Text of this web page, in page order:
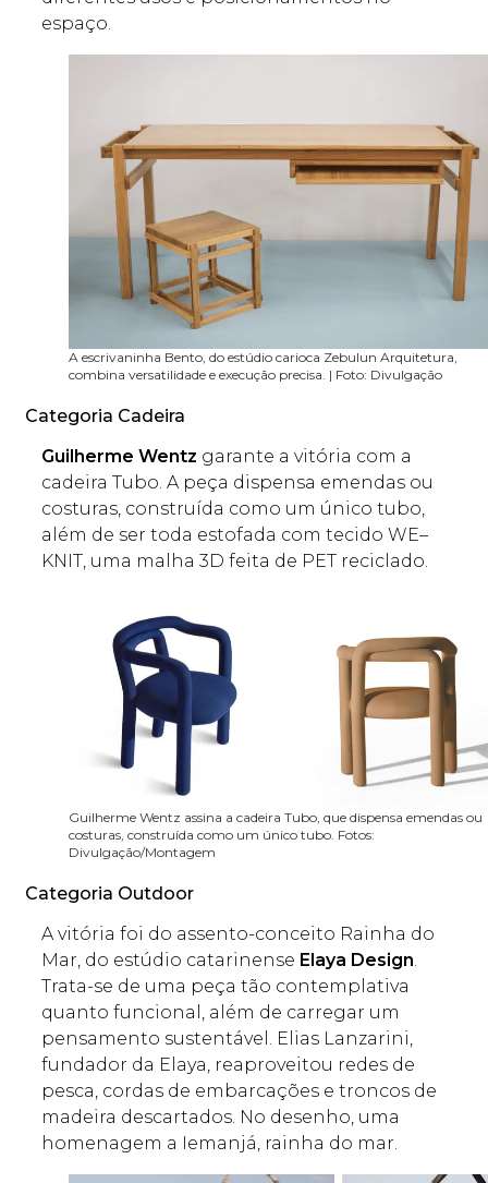
espaço.
A escrivaninha Bento, do estúdio carioca Zebulun Arquitetura,
combina versatilidade e execução precisa. | Foto: Divulgação
Categoria Cadeira
Guilherme Wentz garante a vitória com a
cadeira Tubo. A peça dispensa emendas ou
costuras, construída como um único tubo,
além de ser toda estofada com tecido WE–
KNIT, uma malha 3D feita de PET reciclado.
Guilherme Wentz assina a cadeira Tubo, que dispensa emendas ou
costuras, construída como um único tubo. Fotos:
Divulgação/Montagem
Categoria Outdoor
A vitória foi do assento-conceito Rainha do
Mar, do estúdio catarinense Elaya Design.
Trata-se de uma peça tão contemplativa
quanto funcional, além de carregar um
pensamento sustentável. Elias Lanzarini,
fundador da Elaya, reaproveitou redes de
pesca, cordas de embarcações e troncos de
madeira descartados. No desenho, uma
homenagem a Iemanjá, rainha do mar.